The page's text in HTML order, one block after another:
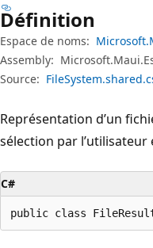
Définition
Espace de noms:
Assembly:
Source:
Représentation d’un
sélection par
C#
public class